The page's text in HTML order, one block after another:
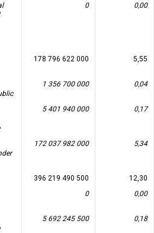
0 0,00
178 796 622 000 5,55
1 356 700 000 0,04
5 401 940 000 0,17
172 037 982 000 5,34
396 219 490 500
12,30
0 0,00
5 692 245 500 0,18